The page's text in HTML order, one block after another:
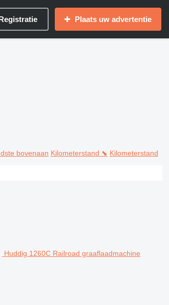
Plaats uw advertentie
bovenaan Kilometerstand ⬊ Kilometerstand
Huddig 1260C Railroad graaflaadmachine